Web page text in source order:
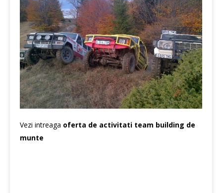
Vezi intreaga oferta de activitati team building de
munte